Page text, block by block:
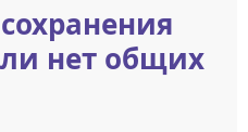
нет общих